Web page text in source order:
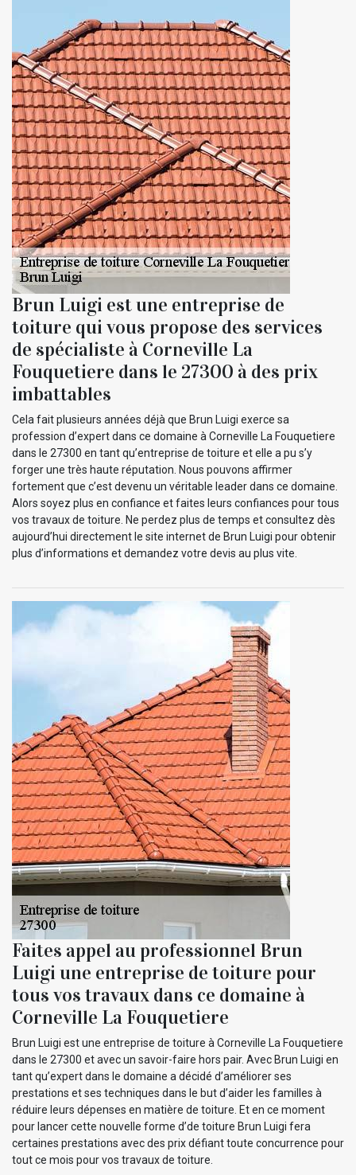
Brun Luigi est une entreprise de
toiture qui vous propose des services
de spécialiste à Corneville La
Fouquetiere dans le 27300 à des prix
imbattables
Cela fait plusieurs années déjà que Brun Luigi exerce sa
profession d’expert dans ce domaine à Corneville La Fouquetiere
dans le 27300 en tant qu’entreprise de toiture et elle a pu s’y
forger une très haute réputation. Nous pouvons affirmer
fortement que c’est devenu un véritable leader dans ce domaine.
Alors soyez plus en confiance et faites leurs confiances pour tous
vos travaux de toiture. Ne perdez plus de temps et consultez dès
aujourd’hui directement le site internet de Brun Luigi pour obtenir
plus d’informations et demandez votre devis au plus vite.
Faites appel au professionnel Brun
Luigi une entreprise de toiture pour
tous vos travaux dans ce domaine à
Corneville La Fouquetiere
Brun Luigi est une entreprise de toiture à Corneville La Fouquetiere
dans le 27300 et avec un savoir-faire hors pair. Avec Brun Luigi en
tant qu’expert dans le domaine a décidé d’améliorer ses
prestations et ses techniques dans le but d’aider les familles à
réduire leurs dépenses en matière de toiture. Et en ce moment
pour lancer cette nouvelle forme d’de toiture Brun Luigi fera
certaines prestations avec des prix défiant toute concurrence pour
tout ce mois pour vos travaux de toiture.